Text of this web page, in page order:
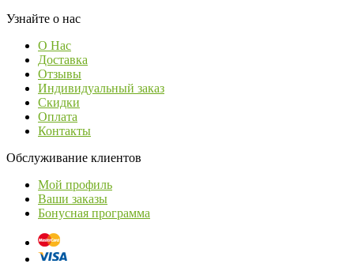
Узнайте о нас
О Нас
Доставка
Отзывы
Индивидуальный заказ
Скидки
Оплата
Контакты
Обслуживание клиентов
Мой профиль
Ваши заказы
Бонусная программа